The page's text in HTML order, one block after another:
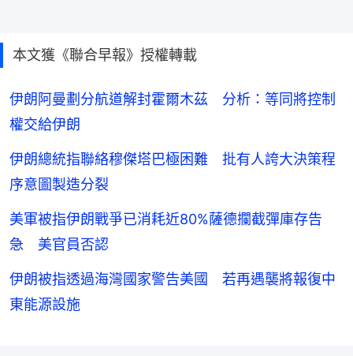
本文獲《聯合早報》授權轉載
伊朗阿曼劃分航道解封霍爾木茲 分析：等同將控制
權交給伊朗
伊朗總統指聯絡穆傑塔巴極困難 批有人誇大決策程
序意圖製造分裂
美軍被指伊朗戰爭已消耗近80%薩德攔截彈庫存告
急 美官員否認
伊朗被指透過海灣國家警告美國 若再遇襲將報復中
東能源設施